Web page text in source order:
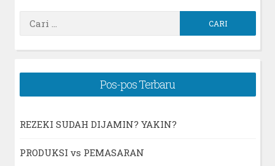
untuk:
Pos-pos Terbaru
REZEKI SUDAH DIJAMIN? YAKIN?
PRODUKSI vs PEMASARAN